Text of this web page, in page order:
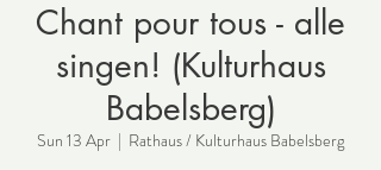
Chant pour tous - alle
singen! (Kulturhaus
Babelsberg)
Sun 13 Apr
  |
Rathaus / Kulturhaus Babelsberg